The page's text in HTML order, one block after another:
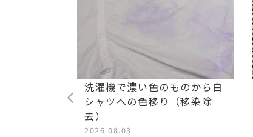
洗濯機で濃い色のものから白
シャツへの色移り（移染除
去）
2026.08.03